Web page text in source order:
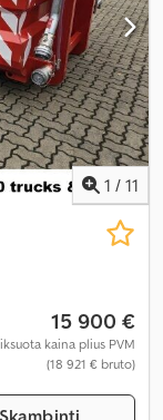
1 / 11
15 900 €
kaina plius PVM
(18 921 € bruto)
Skambinti